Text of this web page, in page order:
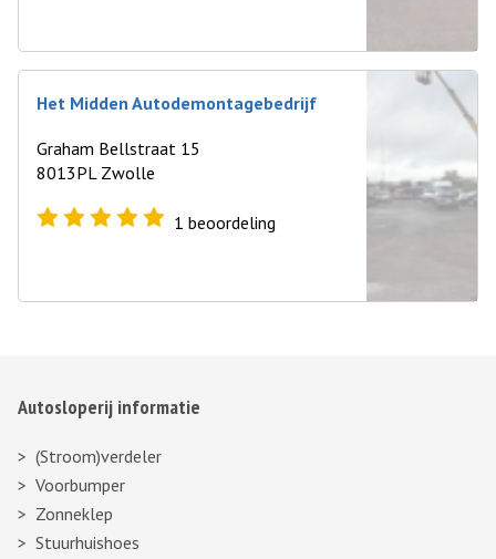
Het Midden Autodemontagebedrijf
Graham Bellstraat 15
8013PL Zwolle
1 beoordeling
Autosloperij informatie
(Stroom)verdeler
Voorbumper
Zonneklep
Stuurhuishoes